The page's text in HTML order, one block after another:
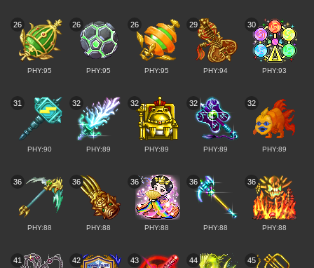
26
PHY:95
26
PHY:95
26
PHY:95
29
PHY:94
30
PHY:93
31
PHY:90
32
PHY:89
32
PHY:89
32
PHY:89
32
PHY:89
36
PHY:88
36
PHY:88
36
PHY:88
36
PHY:88
36
PHY:88
41 42 43 44 45